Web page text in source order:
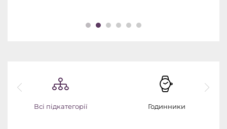
Всі підкатегорії Годинники